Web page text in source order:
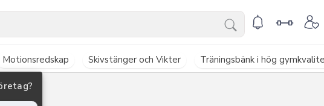
Motionsredskap Skivstänger och Vikter Träningsbänk i hög